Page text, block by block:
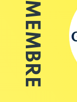
MEMBRE